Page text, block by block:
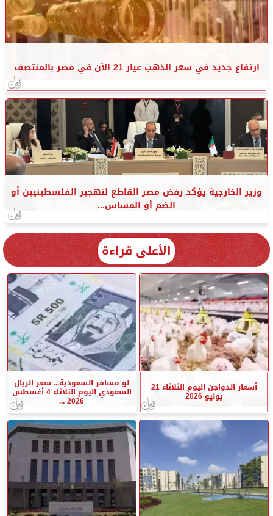
ارتفاع جديد في سعر الذهب عيار 21 الآن في مصر بالمنتصف
وزير الخارجية يؤكد رفض مصر القاطع لتهجير الفلسطينيين أو
الضم أو المساس...
الأعلى قراءة
أسعار الدواجن اليوم الثلاثاء 21
يوليو 2026
لو مسافر السعودية... سعر الريال
السعودي اليوم الثلاثاء 4 أغسطس
2026 ...